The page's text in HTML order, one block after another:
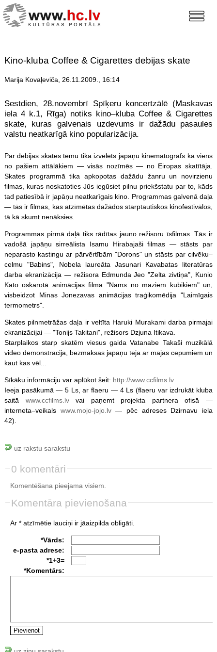
Kino-kluba Coffee & Cigarettes debijas skate
Marija Kovaļeviča, 26.11.2009., 16:14
Sestdien, 28.novembrī Spīķeru koncertzālē (Maskavas
iela 4 k.1, Rīga) notiks kino–kluba Coffee & Cigarettes
skate, kuras galvenais uzdevums ir dažādu pasaules
valstu neatkarīgā kino popularizācija.
Par debijas skates tēmu tika izvēlēts japāņu kinematogrāfs kā viens
no pašiem attālākiem — visās nozīmēs — no Eiropas skatītāja.
Skates programmā tika apkopotas dažādu žanru un novirzienu
filmas, kuras noskatoties Jūs iegūsiet pilnu priekšstatu par to, kāds
tad patiesībā ir japāņu neatkarīgais kino. Programmas galvenā daļa
— tās ir filmas, kas atzīmētas dažādos starptautiskos kinofestivālos,
tā kā skumt nenāksies.
Programmas pirmā daļā tiks rādītas jauno režisoru īsfilmas. Tās ir
vadošā japāņu sirreālista Isamu Hirabajaši filmas — stāsts par
neparasto kastingu ar pārvērtībām "Dorons" un stāsts par cilvēku–
celmu "Babins", Nobela laureāta Jasunari Kavabatas literatūras
darba ekranizācija — režisora Edmunda Jeo "Zelta zivtiņa", Kunio
Kato oskarotā animācijas filma "Nams no maziem kubikiem" un,
visbeidzot Minas Jonezavas animācijas traģikomēdija "Laimīgais
termometrs".
Skates pilnmetrāžas daļa ir veltīta Haruki Murakami darba pirmajai
ekranizācijai — "Tonijs Takitani", režisors Dzjuna Itikava.
Starplaikos starp skatēm viesus gaida Vatanabe Takaši muzikālā
video demonstrācija, bezmaksas japāņu tēja ar mājas cepumiem un
kaut kas vēl...
Sīkāku informāciju var aplūkot šeit: http://www.ccfilms.lv
Ieeja pasākumā — 5 Ls, ar flaeru — 4 Ls (flaeru var izdrukāt kluba
saitā www.ccfilms.lvvai paņemt projekta partnera ofisā —
interneta–veikals www.mojo-jojo.lv— pēc adreses Dzirnavu iela
42).
uz rakstu sarakstu
0 komentāri
Komentēšana pieejama visiem.
Komentāra pievienošana
Ar * atzīmētie lauciņi ir jāaizpilda obligāti.
*Vārds:
e-pasta adrese:
*1+3=
*Komentārs: